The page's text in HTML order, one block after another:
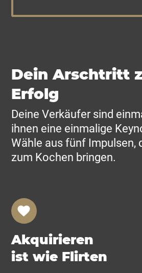
Dein Arschtritt
Erfolg
Deine Verkäufer sind
ihnen eine einmalige
Wähle aus fünf Impulsen,
zum Kochen bringen.
Akquirieren
ist wie Flirten